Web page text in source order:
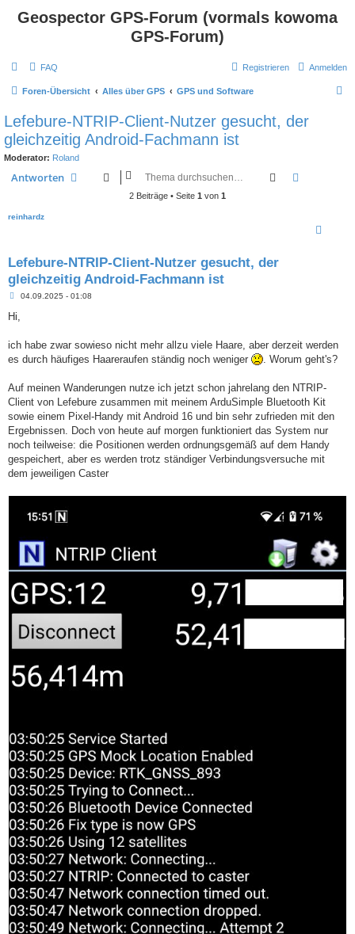
Geospector GPS-Forum (vormals kowoma
GPS-Forum)
FAQ Anmelden
Registrieren
Foren-Übersicht Alles über GPS GPS und Software
Lefebure-NTRIP-Client-Nutzer gesucht, der
gleichzeitig Android-Fachmann ist
Moderator: Roland
Antworten Suche
2 Beiträge • Seite 1 von 1
reinhardz
Lefebure-NTRIP-Client-Nutzer gesucht, der
gleichzeitig Android-Fachmann ist
B
t
a
04.09.2025 - 01:08
Hi,
ich habe zwar sowieso nicht mehr allzu viele Haare, aber derzeit werden
es durch häufiges Haareraufen ständig noch weniger
. Worum geht's?
Auf meinen Wanderungen nutze ich jetzt schon jahrelang den NTRIP-
Client von Lefebure zusammen mit meinem ArduSimple Bluetooth Kit
sowie einem Pixel-Handy mit Android 16 und bin sehr zufrieden mit den
Ergebnissen. Doch von heute auf morgen funktioniert das System nur
noch teilweise: die Positionen werden ordnungsgemäß auf dem Handy
gespeichert, aber es werden trotz ständiger Verbindungsversuche mit
dem jeweiligen Caster